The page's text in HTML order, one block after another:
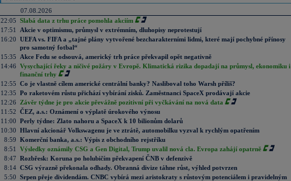
07.08.2026
22:05 Slabá data z trhu práce pomohla akciím
17:51
Akcie v optimismu, průmysl v extrémním, dluhopisy neprotestují
16:20 UEFA vs. FIFA a „tajné plány vytvořené bezcharakterními lidmi, které mají pochybné přínosy
pro samotný fotbal“
15:35
Akce Fedu se odsouvá, americký trh práce překvapil opět negativně
14:46 Vysychající řeky a ničivé požáry v Evropě. Klimatická rizika dopadají na průmysl, ekonomiku i
finanční trhy
12:55 Co je vlastně cílem americké centrální banky? Nasliboval toho Warsh příliš?
12:35 Po raketovém růstu přichází vybírání zisků. Zaměstnanci SpaceX prodávají akcie
12:26
Závěr týdne je pro akcie převážně pozitivní při vyčkávání na nová data
11:52 ČEZ, a.s.: Oznámení o výplatě úrokového výnosu
11:00 Perly týdne: Zlato nahoru a SpaceX k 10 bilionům dolarů
10:30 Hlavní akcionář Volkswagenu je ve ztrátě, automobilku vyzval k rychlým opatřením
8:59 Komerční banka, a.s.: Výpis z obchodního rejstříku
8:51
Výsledky oznámily CSG a Gen Digital, Trump uvalil nová cla. Evropa zahájí opatrně
8:47 Rozbřesk: Koruna po holubičím překvapení ČNB v defenzivě
8:14 CSG výrazně překonala odhady. Obranná divize táhne růst, výhled potvrzen
5:50 Srpen přeje dividendám. CNBC vybírá mezi aristokraty s růstovým potenciálem i pravidelným